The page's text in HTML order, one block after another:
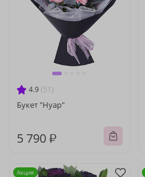
4.9 (51)
Букет "Нуар"
5 790 ₽
Акция